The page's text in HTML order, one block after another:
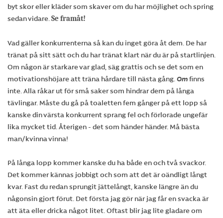
byt skor eller kläder som skaver om du har möjlighet och spring
sedan vidare. Se framåt!
Vad gäller konkurrenterna så kan du inget göra åt dem. De har
tränat på sitt sätt och du har tränat klart när du är på startlinjen.
Om någon är starkare var glad, säg grattis och se det som en
motivationshöjare att träna hårdare till nästa gång. Omfinns
inte. Alla råkar ut för små saker som hindrar dem på långa
tävlingar. Måste du gå på toaletten fem gånger på ett lopp så
kanske din värsta konkurrent sprang fel och förlorade ungefär
lika mycket tid. Återigen - det som händer händer. Må bästa
man/kvinna vinna!
På långa lopp kommer kanske du ha både en och två svackor.
Det kommer kännas jobbigt och som att det är oändligt långt
kvar. Fast du redan sprungit jättelångt, kanske längre än du
någonsin gjort förut. Det första jag gör när jag får en svacka är
att äta eller dricka något litet. Oftast blir jag lite gladare om